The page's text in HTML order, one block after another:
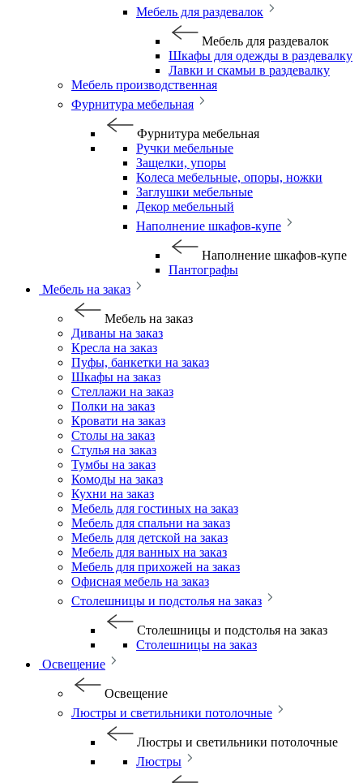
Мебель для раздевалок
Мебель для раздевалок
Шкафы для одежды в раздевалку
Лавки и скамьи в раздевалку
Мебель производственная
Фурнитура мебельная
Фурнитура мебельная
Ручки мебельные
Защелки, упоры
Колеса мебельные, опоры, ножки
Заглушки мебельные
Декор мебельный
Наполнение шкафов-купе
Наполнение шкафов-купе
Пантографы
Мебель на заказ
Мебель на заказ
Диваны на заказ
Кресла на заказ
Пуфы, банкетки на заказ
Шкафы на заказ
Стеллажи на заказ
Полки на заказ
Кровати на заказ
Столы на заказ
Стулья на заказ
Тумбы на заказ
Комоды на заказ
Кухни на заказ
Мебель для гостиных на заказ
Мебель для спальни на заказ
Мебель для детской на заказ
Мебель для ванных на заказ
Мебель для прихожей на заказ
Офисная мебель на заказ
Столешницы и подстолья на заказ
Столешницы и подстолья на заказ
Столешницы на заказ
Освещение
Освещение
Люстры и светильники потолочные
Люстры и светильники потолочные
Люстры